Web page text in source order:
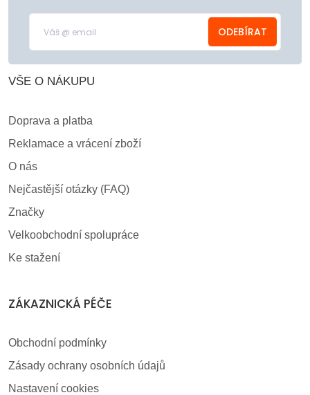
ODEBÍRAT
VŠE O NÁKUPU
Doprava a platba
Reklamace a vrácení zboží
O nás
Nejčastější otázky (FAQ)
Značky
Velkoobchodní spolupráce
Ke stažení
ZÁKAZNICKÁ PÉČE
Obchodní podmínky
Zásady ochrany osobních údajů
Nastavení cookies